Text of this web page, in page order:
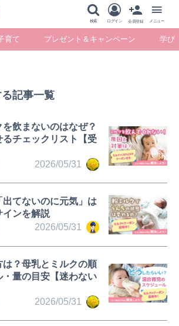
検索 ログイン 会員登録 メニュー
育て プレゼント＆キャンペーン 学び
る記事一覧
2026/05/31
飲まないのはなぜ？
るチェックリスト【受
2026/05/31
出てないのに元気」は
インを解説
2026/05/31
？母乳とミルクの順
量の目安【迷わない
ャンペーン